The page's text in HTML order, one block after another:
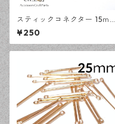
スティックコネクター 15ｍｍ
上下カン KCゴールド 100本
メタルバー デザインパーツ
【en工房】
¥250